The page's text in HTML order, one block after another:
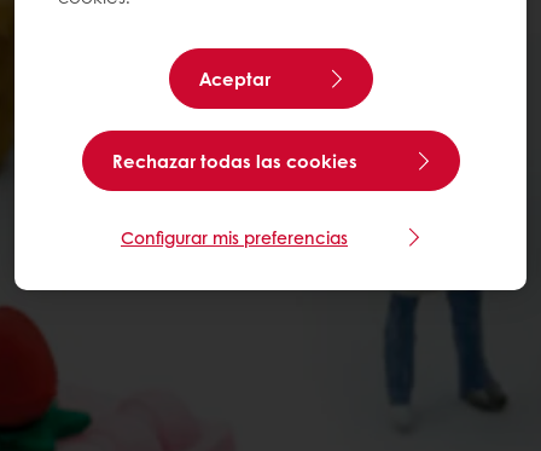
Aceptar
Rechazar todas las cookies
Configurar mis preferencias